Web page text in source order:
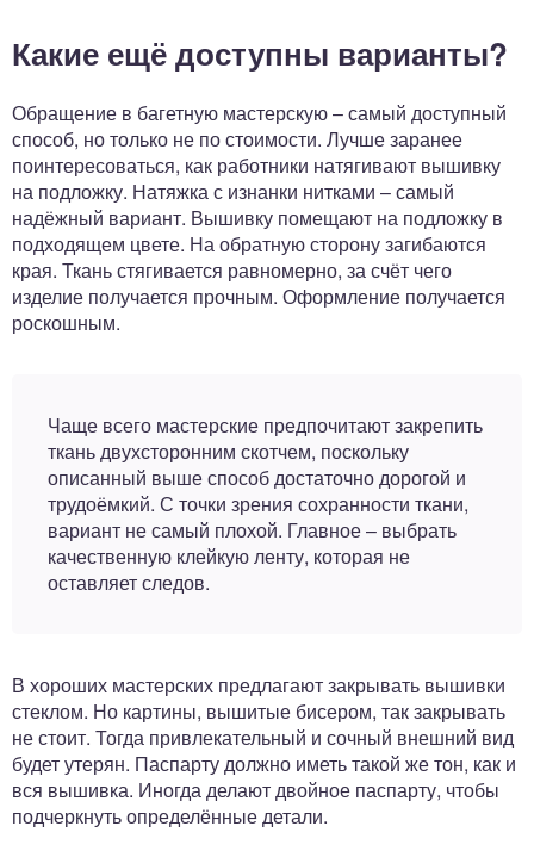
Какие ещё доступны варианты?
Обращение в багетную мастерскую – самый доступный
способ, но только не по стоимости. Лучше заранее
поинтересоваться, как работники натягивают вышивку
на подложку. Натяжка с изнанки нитками – самый
надёжный вариант. Вышивку помещают на подложку в
подходящем цвете. На обратную сторону загибаются
края. Ткань стягивается равномерно, за счёт чего
изделие получается прочным. Оформление получается
роскошным.
Чаще всего мастерские предпочитают закрепить
ткань двухсторонним скотчем, поскольку
описанный выше способ достаточно дорогой и
трудоёмкий. С точки зрения сохранности ткани,
вариант не самый плохой. Главное – выбрать
качественную клейкую ленту, которая не
оставляет следов.
В хороших мастерских предлагают закрывать вышивки
стеклом. Но картины, вышитые бисером, так закрывать
не стоит. Тогда привлекательный и сочный внешний вид
будет утерян. Паспарту должно иметь такой же тон, как и
вся вышивка. Иногда делают двойное паспарту, чтобы
подчеркнуть определённые детали.